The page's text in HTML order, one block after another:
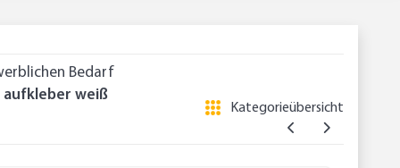
Bedarf
aufkleber weiß
Kategorieübersicht